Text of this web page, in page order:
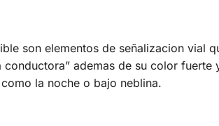
son elementos de señalizacion vial
conductora” ademas de su color
la noche o bajo neblina.